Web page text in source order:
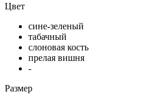
Цвет
сине-зеленый
табачный
слоновая кость
прелая вишня
-
Размер